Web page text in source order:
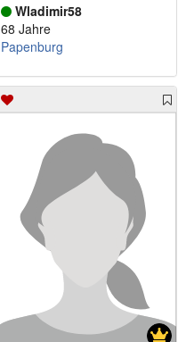
Wladimir58
68 Jahre
Papenburg